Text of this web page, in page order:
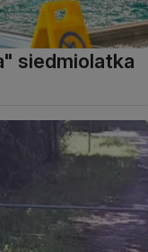
siedmiolatka